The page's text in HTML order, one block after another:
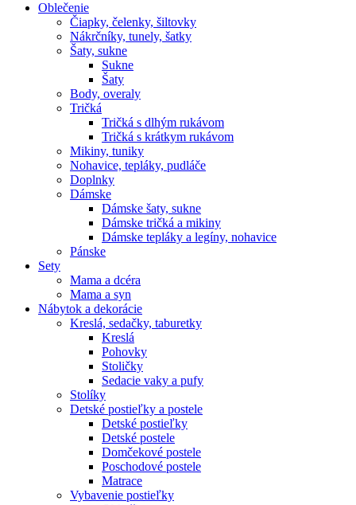
Oblečenie
Čiapky, čelenky, šiltovky
Nákrčníky, tunely, šatky
Šaty, sukne
Sukne
Šaty
Body, overaly
Tričká
Tričká s dlhým rukávom
Tričká s krátkym rukávom
Mikiny, tuniky
Nohavice, tepláky, pudláče
Doplnky
Dámske
Dámske šaty, sukne
Dámske tričká a mikiny
Dámske tepláky a legíny, nohavice
Pánske
Sety
Mama a dcéra
Mama a syn
Nábytok a dekorácie
Kreslá, sedačky, taburetky
Kreslá
Pohovky
Stoličky
Sedacie vaky a pufy
Stolíky
Detské postieľky a postele
Detské postieľky
Detské postele
Domčekové postele
Poschodové postele
Matrace
Vybavenie postieľky